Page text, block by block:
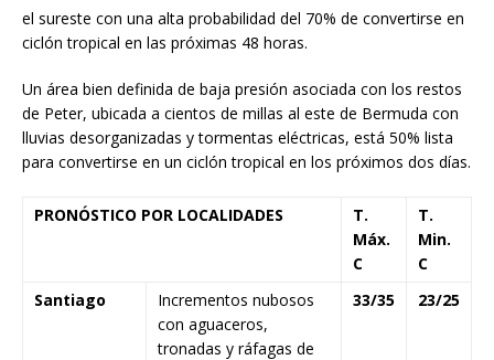
el sureste con una alta probabilidad del 70% de convertirse en
ciclón tropical en las próximas 48 horas.
Un área bien definida de baja presión asociada con los restos
de Peter, ubicada a cientos de millas al este de Bermuda con
lluvias desorganizadas y tormentas eléctricas, está 50% lista
para convertirse en un ciclón tropical en los próximos dos días.
PRONÓSTICO POR LOCALIDADES
T.
Máx.
C
T.
Min.
C
Santiago
Incrementos nubosos
con aguaceros,
tronadas y ráfagas de
33/35 23/25